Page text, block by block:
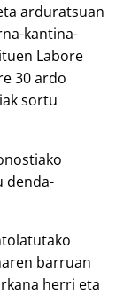
arduratsuan
kantina-
Labore
30 ardo
sortu
denda-
barruan
herri eta